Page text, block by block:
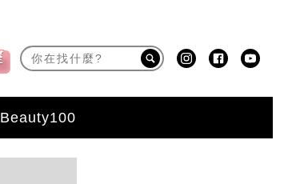
Beauty100